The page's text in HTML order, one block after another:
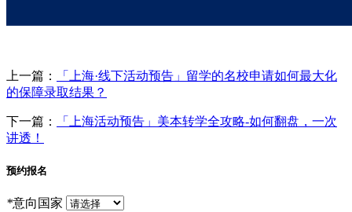
上一篇：
「上海·线下活动预告」留学的名校申请如何最大化
的保障录取结果？
下一篇：
「上海活动预告」美本转学全攻略-如何翻盘，一次
讲透！
预约报名
*意向国家